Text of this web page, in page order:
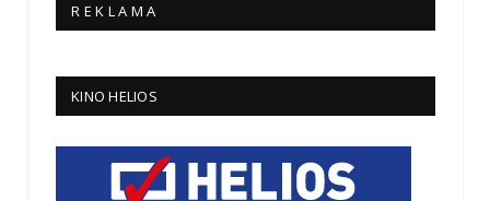
R E K L A M A
KINO HELIOS